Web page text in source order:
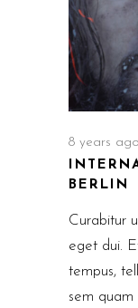
8 years ago
BERLIN
Curabitur
eget dui.
tempus,
sem quam